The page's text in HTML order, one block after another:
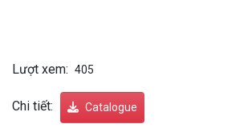
Lượt xem: 405
Chi tiết: Catalogue